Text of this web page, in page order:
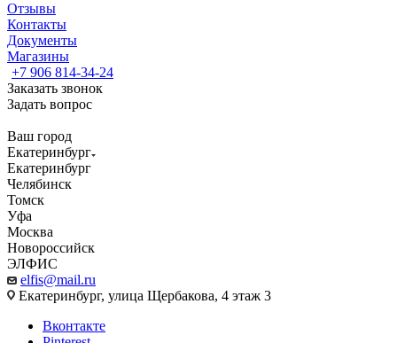
Отзывы
Контакты
Документы
Магазины
+7 906 814-34-24
Заказать звонок
Задать вопрос
Ваш город
Екатеринбург
Екатеринбург
Челябинск
Томск
Уфа
Москва
Новороссийск
ЭЛФИС
elfis@mail.ru
Екатеринбург, улица Щербакова, 4 этаж 3
Вконтакте